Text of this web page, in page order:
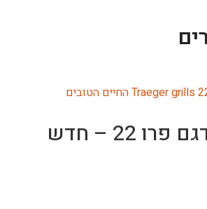
גריל טרייגר דגם פרו 22 – חדש